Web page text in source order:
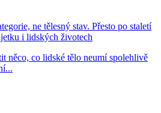
ne tělesný stav. Přesto po staletí
i lidských životech
něco, co lidské tělo neumí spolehlivě